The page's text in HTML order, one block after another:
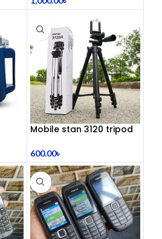
Mobile stan 3120 tripod
600.00৳